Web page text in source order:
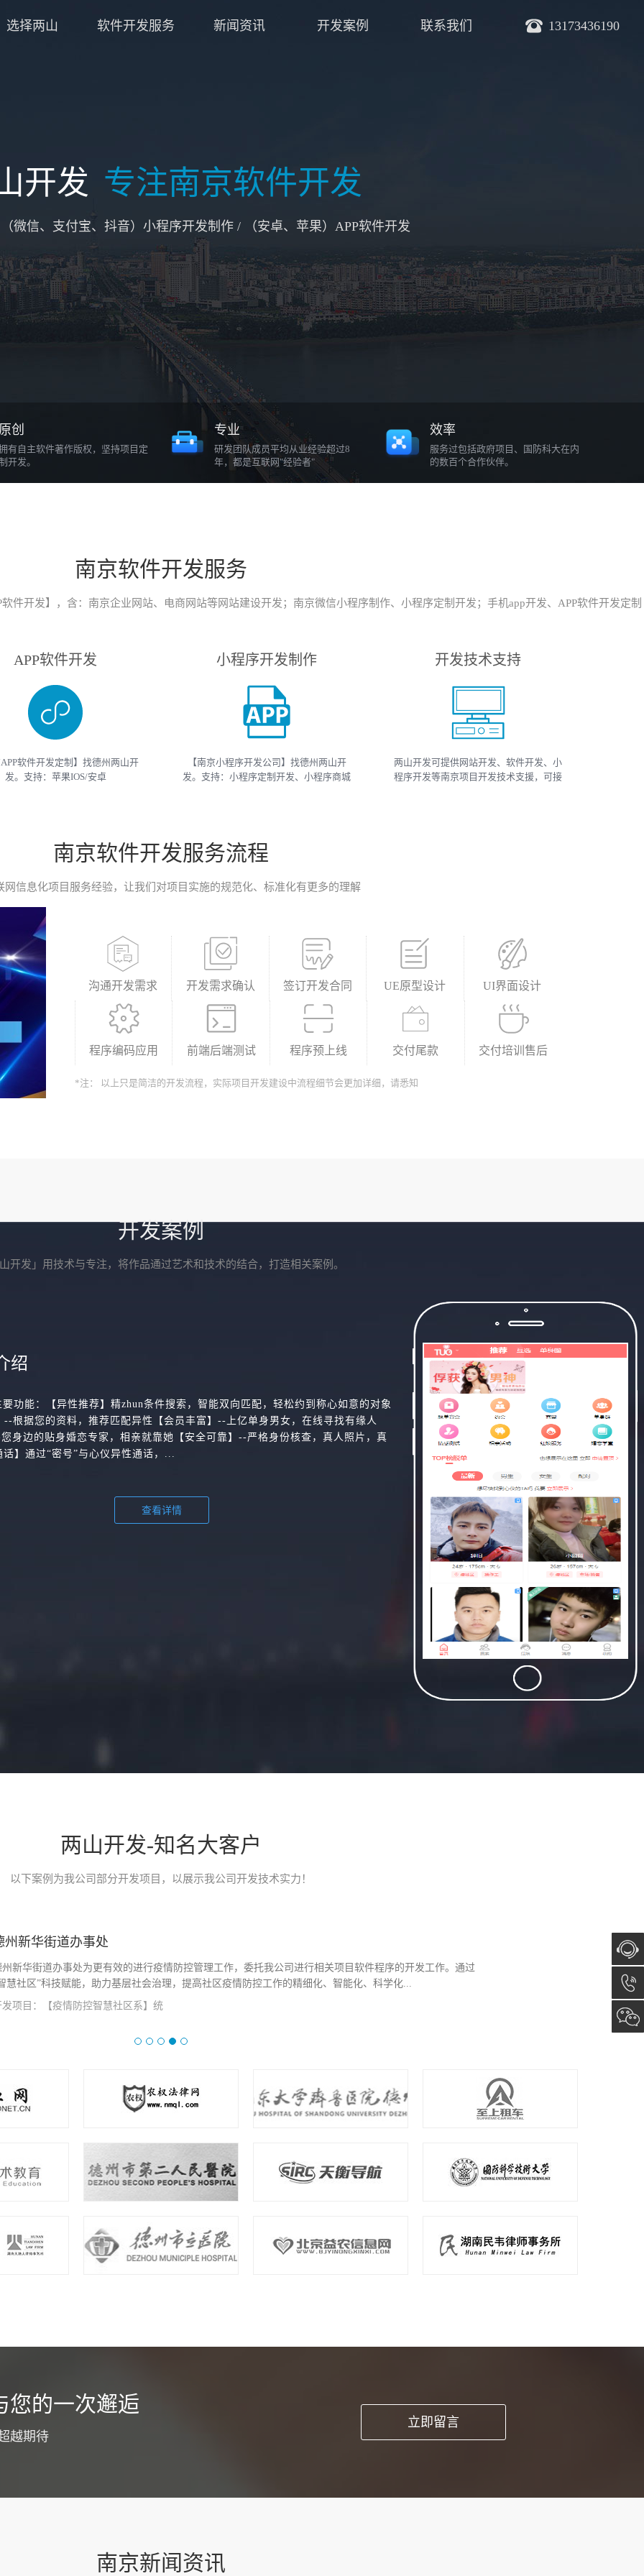
13173436190
选择两山 软件开发服务 新闻资讯 开发案例 联系我们
开发 专注南京软件开发
微信、支付宝、抖音）小程序开发制作 / （安卓、苹果）APP软件开发
创
有自主软件著作版权，坚持项目定
开发。
专业
研发团队成员平均从业经验超过8
年，都是互联网"经验者"
效率
服务过包括政府项目、国防科大在内
的数百个合作伙伴。
南京软件开发服务
件开发】，含：南京企业网站、电商网站等网站建设开发；南京微信小程序制作、小程序定制开发；手机app开发、APP软件开发定制
APP软件开发
软件开发定制】找德州两山开
发。支持：苹果IOS/安卓
小程序开发制作
【南京小程序开发公司】找德州两山开
发。支持：小程序定制开发、小程序商城
开发技术支持
两山开发可提供网站开发、软件开发、小
程序开发等南京项目开发技术支援，可接
南京软件开发服务流程
网信息化项目服务经验，让我们对项目实施的规范化、标准化有更多的理解
沟通开发需求 开发需求确认 签订开发合同 UE原型设计 UI界面设计
程序编码应用 前端后端测试 程序预上线 交付尾款 交付培训售后
*注： 以上只是简洁的开发流程，实际项目开发建设中流程细节会更加详细，请悉知
开发案例
开发」用技术与专注，将作品通过艺术和技术的结合，打造相关案例。
绍
功能：【异性推荐】精zhun条件搜索，智能双向匹配，轻松约到称心如意的对象
--根据您的资料，推荐匹配异性【会员丰富】--上亿单身男女，在线寻找有缘人
身边的贴身婚恋专家，相亲就靠她【安全可靠】--严格身份核查，真人照片，真
】通过“密号”与心仪异性通话，...
查看详情
查看详情
优化工作职能，同时提高广大客户服务体验，通常都会选择货运app开发这种方
，目的就是为了节省整个工作流程成本投入，降低工作压力，同时能提高工作品
为了确保整个开发过程更为专业和顺利，建议明确下面这些具体要求和细节。1、
两山开发-知名大客户
以下案例为我公司部分开发项目，以展示我公司开发技术实力！
州市卫生健康委员会
山开发为德州卫生健康委员会开发 智慧卫监系统：七大板块（1、医废在线监管 2、职业卫生在线监管 3、餐
具集中消毒 在线监管 4、公共场所在线监管 5、放射性场所在线监管 7、游泳场所水质在线监管 8、医疗美容
构在线监管 ）以有效的进行监管工作...
您的一次邂逅
越期待
立即留言
南京新闻资讯
在线咨
询